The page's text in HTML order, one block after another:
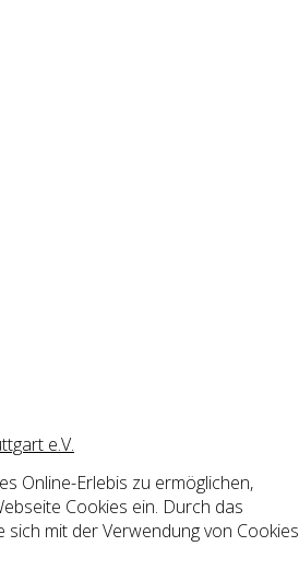
e.V.
Online-Erlebis zu ermöglichen,
Cookies ein. Durch das
sich mit der Verwendung von Cookies